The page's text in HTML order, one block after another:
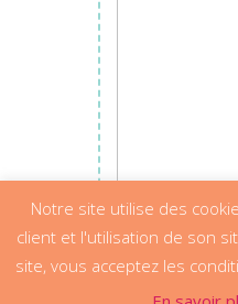
Notre site utilise des
client et l'utilisation de son
site, vous acceptez les